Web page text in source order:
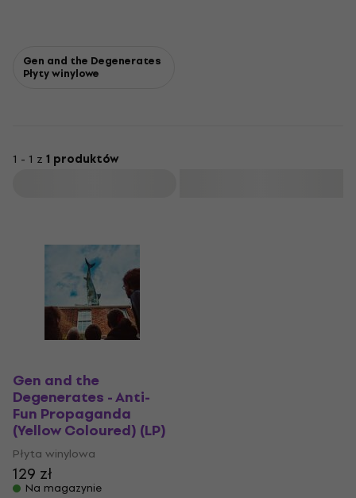
Gen and the Degenerates
Płyty winylowe
1 - 1 z 1 produktów
Gen and the
Degenerates - Anti-
Fun Propaganda
(Yellow Coloured) (LP)
Płyta winylowa
129 zł
Na magazynie